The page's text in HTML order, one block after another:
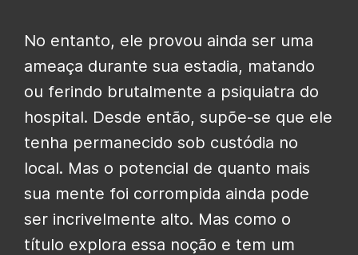
No entanto, ele provou ainda ser uma
ameaça durante sua estadia, matando
ou ferindo brutalmente a psiquiatra do
hospital. Desde então, supõe-se que ele
tenha permanecido sob custódia no
local. Mas o potencial de quanto mais
sua mente foi corrompida ainda pode
ser incrivelmente alto. Mas como o
título explora essa noção e tem um